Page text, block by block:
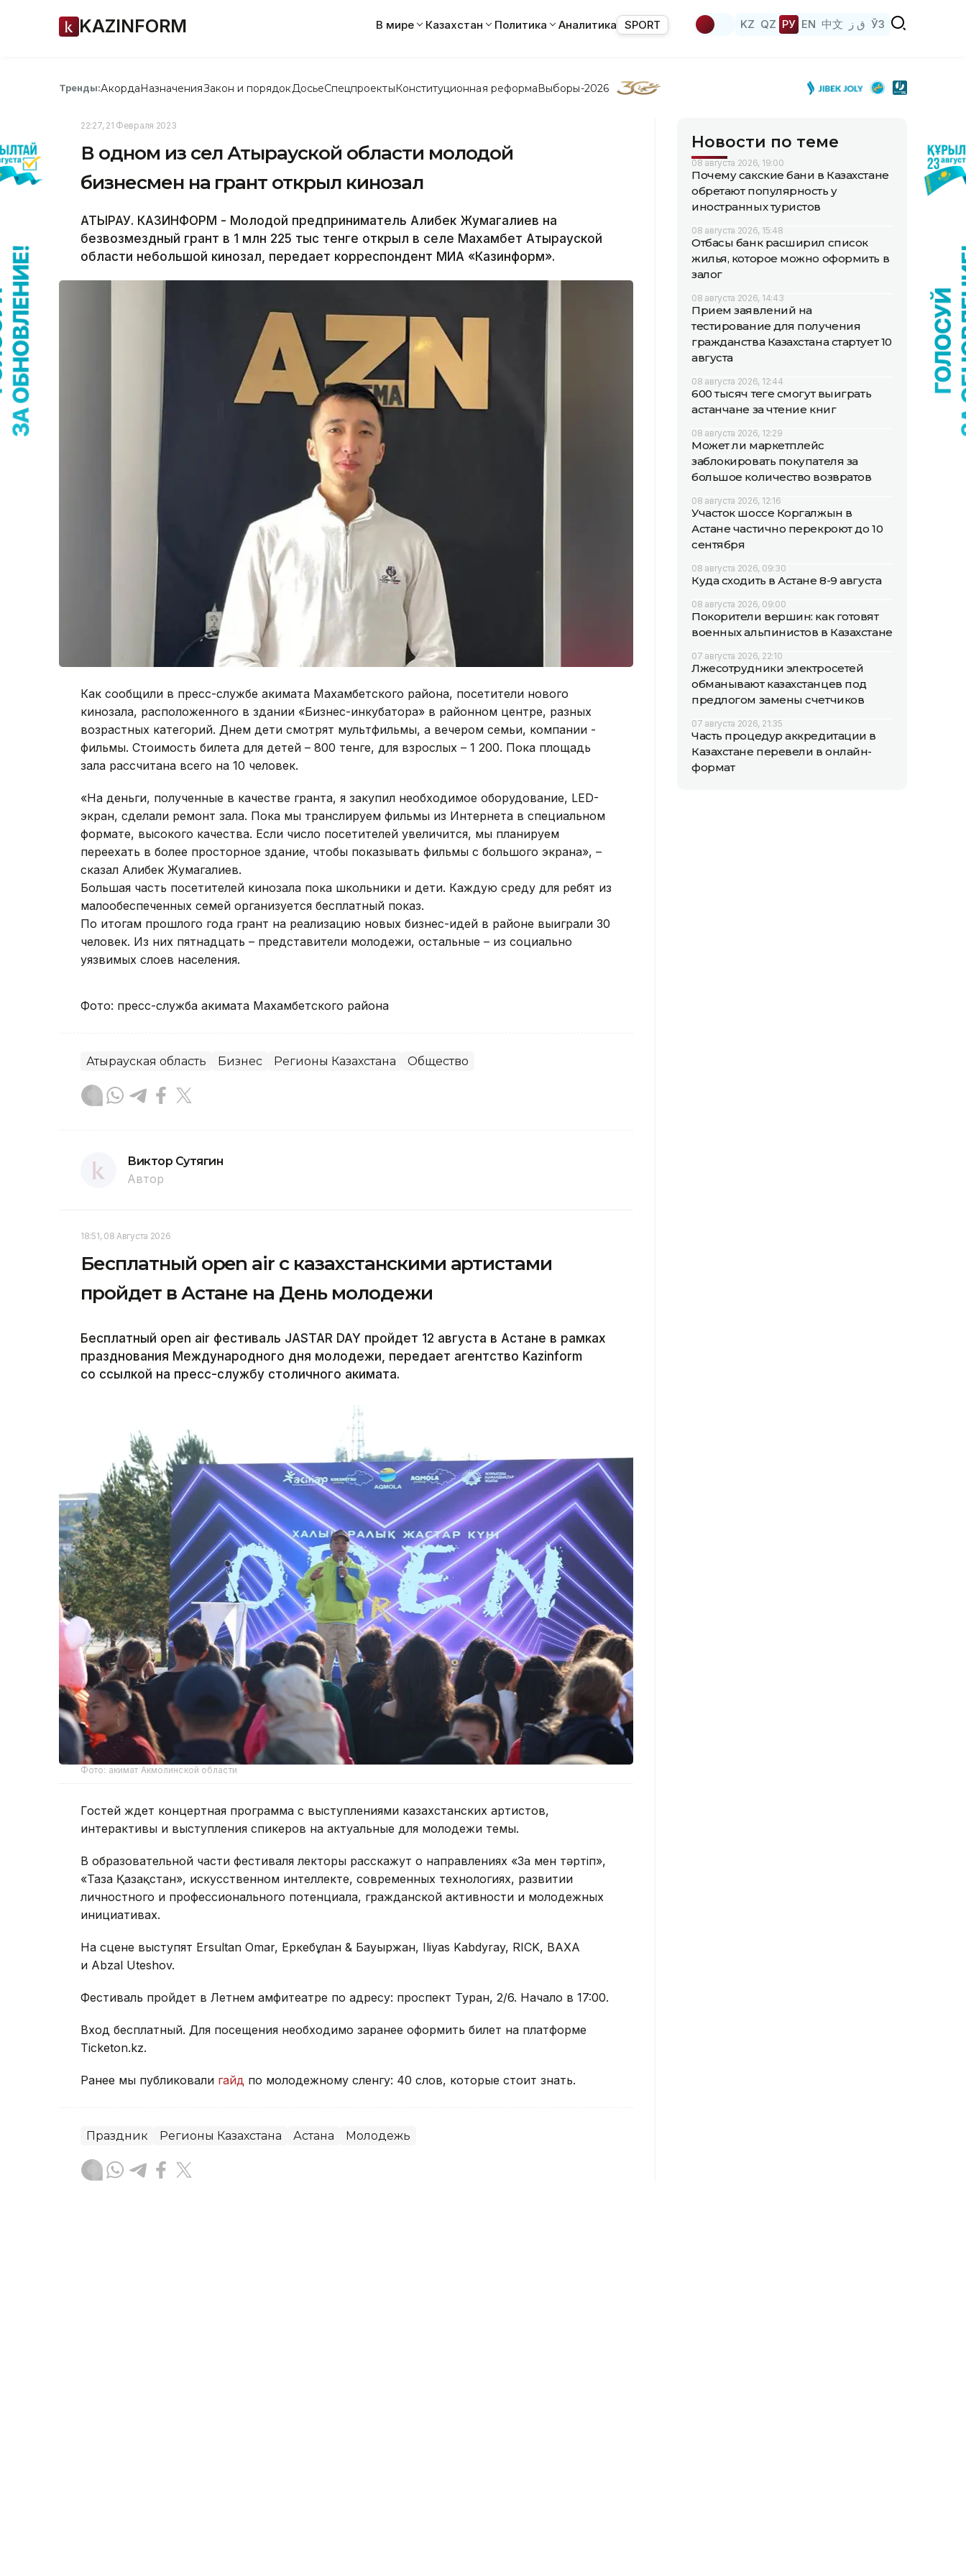
KAZINFORM В мире Казахстан Политика Аналитика SPORT KZ QZ РУ EN 中文 ق ز ЎЗ
Тренды:АкордаНазначенияЗакон и порядок ДосьеСпецпроектыКонституционная реформаВыборы-2026
22:27, 21 Февраля 2023
В одном из сел Атырауской области молодой
бизнесмен на грант открыл кинозал
АТЫРАУ. КАЗИНФОРМ - Молодой предприниматель Алибек Жумагалиев на
безвозмездный грант в 1 млн 225 тыс тенге открыл в селе Махамбет Атырауской
области небольшой кинозал, передает корреспондент МИА «Казинформ».
Как сообщили в пресс-службе акимата Махамбетского района, посетители нового
кинозала, расположенного в здании «Бизнес-инкубатора» в районном центре, разных
возрастных категорий. Днем дети смотрят мультфильмы, а вечером семьи, компании -
фильмы. Стоимость билета для детей – 800 тенге, для взрослых – 1 200. Пока площадь
зала рассчитана всего на 10 человек.
«На деньги, полученные в качестве гранта, я закупил необходимое оборудование, LED-
экран, сделали ремонт зала. Пока мы транслируем фильмы из Интернета в специальном
формате, высокого качества. Если число посетителей увеличится, мы планируем
переехать в более просторное здание, чтобы показывать фильмы с большого экрана», –
сказал Алибек Жумагалиев.
Большая часть посетителей кинозала пока школьники и дети. Каждую среду для ребят из
малообеспеченных семей организуется бесплатный показ.
По итогам прошлого года грант на реализацию новых бизнес-идей в районе выиграли 30
человек. Из них пятнадцать – представители молодежи, остальные – из социально
уязвимых слоев населения.
Фото: пресс-служба акимата Махамбетского района
Атырауская область Бизнес Регионы Казахстана Общество
Виктор Сутягин
Автор
18:51, 08 Августа 2026
Бесплатный open air с казахстанскими артистами
пройдет в Астане на День молодежи
Бесплатный open air фестиваль JASTAR DAY пройдет 12 августа в Астане в рамках
празднования Международного дня молодежи, передает агентство Kazinform
со ссылкой на пресс-службу столичного акимата.
Фото: акимат Акмолинской области
Гостей ждет концертная программа с выступлениями казахстанских артистов,
интерактивы и выступления спикеров на актуальные для молодежи темы.
В образовательной части фестиваля лекторы расскажут о направлениях «Заң мен тәртіп»,
«Таза Қазақстан», искусственном интеллекте, современных технологиях, развитии
личностного и профессионального потенциала, гражданской активности и молодежных
инициативах.
На сцене выступят Ersultan Omar, Еркебұлан & Бауыржан, Iliyas Kabdyray, RICK, BAXA
и Abzal Uteshov.
Фестиваль пройдет в Летнем амфитеатре по адресу: проспект Туран, 2/6. Начало в 17:00.
Вход бесплатный. Для посещения необходимо заранее оформить билет на платформе
Ticketon.kz.
Ранее мы публиковали гайд по молодежному сленгу: 40 слов, которые стоит знать.
Праздник Регионы Казахстана Астана Молодежь
Новости по теме
08 августа 2026, 19:00
Почему сакские бани в Казахстане
обретают популярность у
иностранных туристов
08 августа 2026, 15:48
Отбасы банк расширил список
жилья, которое можно оформить в
залог
08 августа 2026, 14:43
Прием заявлений на
тестирование для получения
гражданства Казахстана стартует 10
августа
08 августа 2026, 12:44
600 тысяч теңге смогут выиграть
астанчане за чтение книг
08 августа 2026, 12:29
Может ли маркетплейс
заблокировать покупателя за
большое количество возвратов
08 августа 2026, 12:16
Участок шоссе Коргалжын в
Астане частично перекроют до 10
сентября
08 августа 2026, 09:30
Куда сходить в Астане 8-9 августа
08 августа 2026, 09:00
Покорители вершин: как готовят
военных альпинистов в Казахстане
07 августа 2026, 22:10
Лжесотрудники электросетей
обманывают казахстанцев под
предлогом замены счетчиков
07 августа 2026, 21:35
Часть процедур аккредитации в
Казахстане перевели в онлайн-
формат